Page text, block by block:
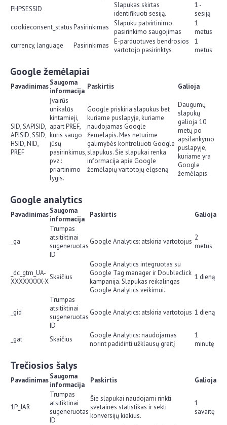
PHPSESSID
Slapukas skirtas
identifikuoti sesiją.
1 -
sesiją
cookieconsent_statusPasirinkimas
Slapuku patvirtinimo
pasirinkimo saugojimas
1
metus
currency, language
Pasirinkimas
E-parduotuves bendrosios
vartotojo pasirinktys
1
metus
Google žemėlapiai
PavadinimasSaugoma
informacija
Paskirtis Galioja
SID, SAPISID,
APISID, SSID,
HSID, NID,
PREF
Įvairūs
unikalūs
kintamieji,
apart PREF,
kuris saugo
jūsų
pasirinkimus,
pvz.:
priartinimo
lygis.
Google priskiria slapukus bet
kuriame puslapyje, kuriame
naudojamas Google
žemėlapis. Mes neturime
galimybės kontroliuoti Google
slapukus. Šie slapukai renka
informacija apie Google
žemėlapių vartotojų elgseną.
Daugumų
slapukų
galioja 10
metų po
apsilankymo
puslapyje,
kuriame yra
Google
žemėlapis.
Google analytics
PavadinimasSaugoma
informacija
Paskirtis Galioja
_ga
Trumpas
atsitiktinai
sugeneruotas
ID
Google Analytics: atskiria vartotojus 2
metus
_dc_gtm_UA-
XXXXXXXX-X
Skaičius
Google Analytics integruotas su
Google Tag manager ir Doubleclick
kampanija. Slapukas reikalingas
Google Analytics veikimui.
1 dieną
_gid
Trumpas
atsitiktinai
sugeneruotas
ID
Google Analytics: atskiria vartotojus 1 dieną
_gat Skaičius
Google Analytics: naudojamas
norint padidinti užklausų greitį
1
minutę
Trečiosios šalys
PavadinimasSaugoma
informacija
Paskirtis Galioja
1P_JAR
Trumpas
atsitiktinai
sugeneruotas
ID
Šie slapukai naudojami rinkti
svetainės statistikas ir sekti
konversijų kiekius.
1
savaitę